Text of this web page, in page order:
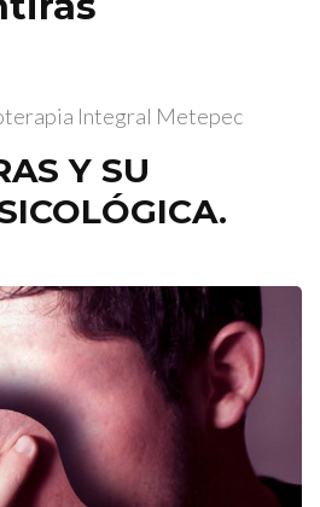
Integral Metepec
Y SU